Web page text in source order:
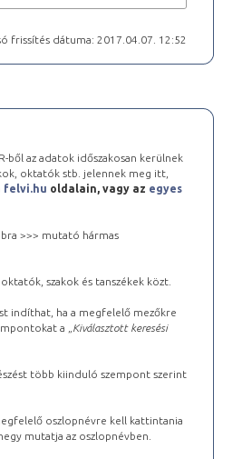
frissítés dátuma: 2017.04.07. 12:52
ből az adatok időszakosan kerülnek
oktatók stb. jelennek meg itt,
felvi.hu oldalain, vagy az egyes
>>> mutató hármas
szakok és tanszékek közt.
indíthat, ha a megfelelő mezőkre
a „ Kiválasztott keresési
több kiinduló szempont szerint
oszlopnévre kell kattintania
mutatja az oszlopnévben.